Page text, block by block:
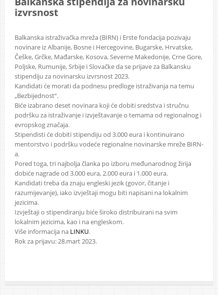
izvrsnost
Balkanska istraživačka mreža (BIRN) i Erste fondacija pozivaju
novinare iz Albanije, Bosne i Hercegovine, Bugarske, Hrvatske,
Češke, Grčke, Mađarske, Kosova, Severne Makedonije, Crne Gore,
Poljske, Rumunije, Srbije i Slovačke da se prijave za Balkansku
stipendiju za novinarsku izvrsnost 2023.
Kandidati će morati da podnesu predloge istraživanja na temu
„Bezbijednost“.
Biće izabrano deset novinara koji će dobiti sredstva i stručnu
podršku za istraživanje i izvještavanje o temama od regionalnog i
evropskog značaja.
Stipendisti će dobiti stipendiju od 3.000 eura i kontinuirano
mentorstvo i podršku vodeće regionalne novinarske mreže BIRN-
a.
Pored toga, tri najbolja članka po izboru međunarodnog žirija
dobiće nagrade od 3.000 eura, 2.000 eura i 1.000 eura.
Kandidati treba da znaju engleski jezik (govor, čitanje i
razumijevanje), iako izvještaji mogu biti napisani na lokalnim
jezicima.
Izvještaji o stipendiranju biće široko distribuirani na svim
lokalnim jezicima, kao i na engleskom.
Više informacija na LINKU.
Rok za prijavu: 28.mart 2023.